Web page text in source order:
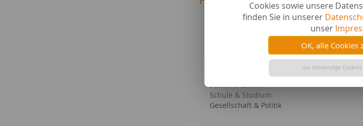
Cookies sowie unsere
finden Sie in unserer
unser
OK, alle Cookies
nur notwendige
Sehenswürdigkeiten
Städte & Länder
Schule & Studium
Gesellschaft & Politik